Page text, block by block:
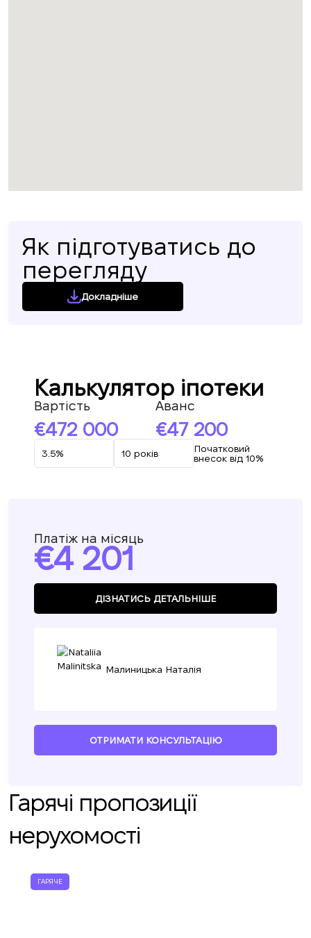
Як підготуватись до
перегляду
Докладніше
Калькулятор іпотеки
Вартість
472 000
Аванс
47 200
Початковий
внесок від 10%
Платіж на місяць
4 201
ДІЗНАТИСЬ ДЕТАЛЬНІШЕ
Малиницька Наталія
ОТРИМАТИ КОНСУЛЬТАЦІЮ
Гарячі пропозиції
нерухомості
ГАРЯЧЕ